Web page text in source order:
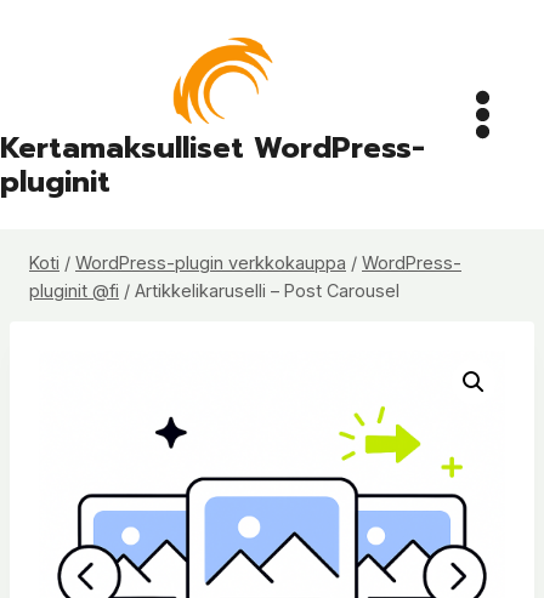
Kertamaksulliset WordPress-
pluginit
Koti / WordPress-plugin verkkokauppa / WordPress-
pluginit @fi / Artikkelikaruselli – Post Carousel